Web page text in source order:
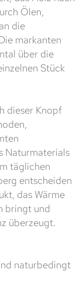
Ölen,
die
markanten
über die
Stück
dieser Knopf
Naturmaterials
täglichen
entscheiden
das Wärme
bringt und
überzeugt.
naturbedingt